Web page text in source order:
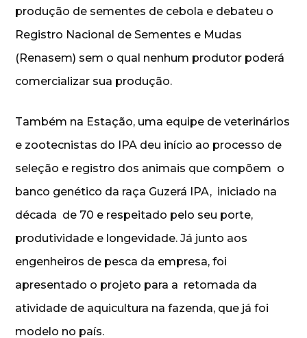
produção de sementes de cebola e debateu o
Registro Nacional de Sementes e Mudas
(Renasem) sem o qual nenhum produtor poderá
comercializar sua produção.
Também na Estação, uma equipe de veterinários
e zootecnistas do IPA deu início ao processo de
seleção e registro dos animais que compõem o
banco genético da raça Guzerá IPA, iniciado na
década de 70 e respeitado pelo seu porte,
produtividade e longevidade. Já junto aos
engenheiros de pesca da empresa, foi
apresentado o projeto para a retomada da
atividade de aquicultura na fazenda, que já foi
modelo no país.